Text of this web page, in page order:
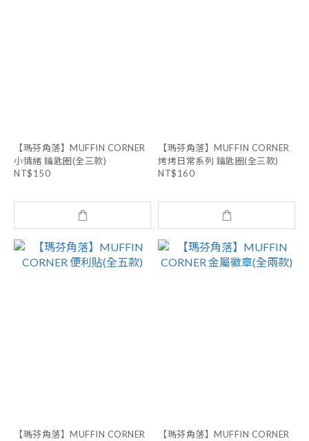
【瑪芬角落】MUFFIN CORNER
小情緒 鑰匙圈(全三款)
NT$150
【瑪芬角落】MUFFIN CORNER
烤烤日常系列 鑰匙圈(全三款)
NT$160
【瑪芬角落】MUFFIN CORNER
【瑪芬角落】MUFFIN CORNER